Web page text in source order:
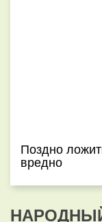
Поздно
вредно